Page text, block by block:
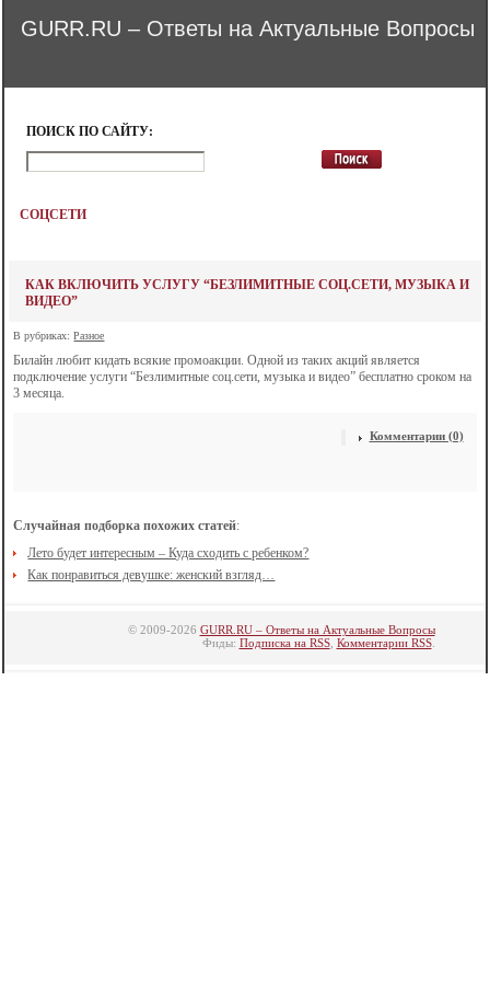
GURR.RU – Ответы на Актуальные Вопросы
ПОИСК ПО САЙТУ:
СОЦСЕТИ
КАК ВКЛЮЧИТЬ УСЛУГУ “БЕЗЛИМИТНЫЕ СОЦ.СЕТИ, МУЗЫКА И
ВИДЕО”
В рубриках:Разное
Билайн любит кидать всякие промоакции. Одной из таких акций является
подключение услуги “Безлимитные соц.сети, музыка и видео” бесплатно сроком на
3 месяца.
Комментарии (0)
Случайная подборка похожих статей:
Лето будет интересным – Куда сходить с ребенком?
Как понравиться девушке: женский взгляд…
© 2009-2026 GURR.RU – Ответы на Актуальные Вопросы
Фиды: Подписка на RSS, Комментарии RSS.